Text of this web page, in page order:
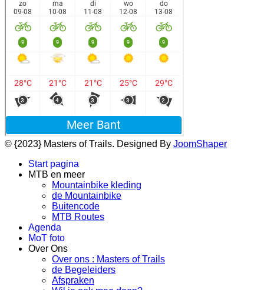
© {2023} Masters of Trails. Designed By JoomShaper
Start pagina
MTB en meer
Mountainbike kleding
de Mountainbike
Buitencode
MTB Routes
Agenda
MoT foto
Over Ons
Over ons : Masters of Trails
de Begeleiders
Afspraken